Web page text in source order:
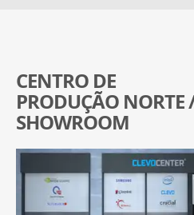
CENTRO DE
PRODUÇÃO NORTE
SHOWROOM